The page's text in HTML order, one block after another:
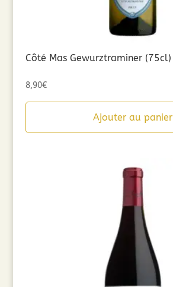
Côté Mas Gewurztraminer (75cl)
8,90€
Ajouter au panier